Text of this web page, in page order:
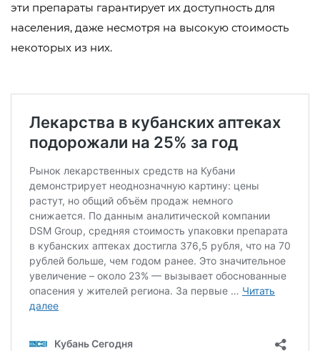
эти препараты гарантирует их доступность для
населения, даже несмотря на высокую стоимость
некоторых из них.